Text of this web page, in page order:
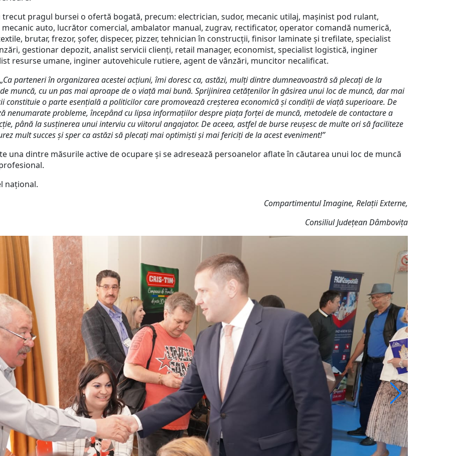
pragul bursei o ofertă bogată, precum: electrician, sudor, mecanic utilaj, mașinist pod rulant,
auto, lucrător comercial, ambalator manual, zugrav, rectificator, operator comandă numerică,
brutar, frezor, șofer, dispecer, pizzer, tehnician în construcții, finisor laminate și trefilate, specialist
gestionar depozit, analist servicii clienți, retail manager, economist, specialist logistică, inginer
resurse umane, inginer autovehicule rutiere, agent de vânzări, muncitor necalificat.
„Ca parteneri în organizarea acestei acțiuni, îmi doresc ca, astăzi, mulți dintre dumneavoastră să plecați de la
muncă, cu un pas mai aproape de o viață mai bună. Sprijinirea cetățenilor în găsirea unui loc de muncă, dar mai
o parte esențială a politicilor care promovează creșterea economică și condiții de viață superioare. De
nenumarate probleme, începând cu lipsa informațiilor despre piața forței de muncă, metodele de contactare a
până la susținerea unui interviu cu viitorul angajator. De aceea, astfel de burse reușesc de multe ori să faciliteze
mult succes și sper ca astăzi să plecați mai optimiști și mai fericiți de la acest eveniment!”
una dintre măsurile active de ocupare și se adresează persoanelor aflate în căutarea unui loc de muncă
național.
Compartimentul Imagine, Relații Externe,
Consiliul Județean Dâmbovița